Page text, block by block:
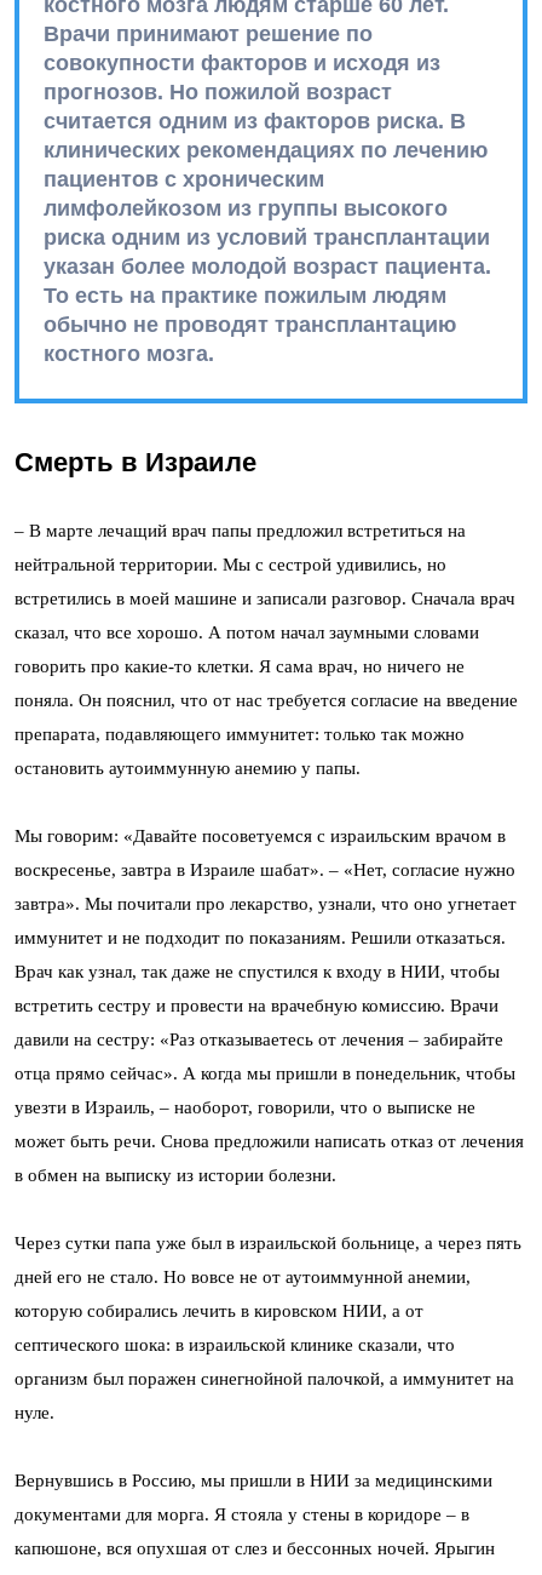
Врачи принимают решение по
совокупности факторов и исходя из
прогнозов. Но пожилой возраст
считается одним из факторов риска. В
клинических рекомендациях по лечению
пациентов с хроническим
лимфолейкозом из группы высокого
риска одним из условий трансплантации
указан более молодой возраст пациента.
То есть на практике пожилым людям
обычно не проводят трансплантацию
костного мозга.
Смерть в Израиле
– В марте лечащий врач папы предложил встретиться на
нейтральной территории. Мы с сестрой удивились, но
встретились в моей машине и записали разговор. Сначала врач
сказал, что все хорошо. А потом начал заумными словами
говорить про какие-то клетки. Я сама врач, но ничего не
поняла. Он пояснил, что от нас требуется согласие на введение
препарата, подавляющего иммунитет: только так можно
остановить аутоиммунную анемию у папы.
Мы говорим: «Давайте посоветуемся с израильским врачом в
воскресенье, завтра в Израиле шабат». – «Нет, согласие нужно
завтра». Мы почитали про лекарство, узнали, что оно угнетает
иммунитет и не подходит по показаниям. Решили отказаться.
Врач как узнал, так даже не спустился к входу в НИИ, чтобы
встретить сестру и провести на врачебную комиссию. Врачи
давили на сестру: «Раз отказываетесь от лечения – забирайте
отца прямо сейчас». А когда мы пришли в понедельник, чтобы
увезти в Израиль, – наоборот, говорили, что о выписке не
может быть речи. Снова предложили написать отказ от лечения
в обмен на выписку из истории болезни.
Через сутки папа уже был в израильской больнице, а через пять
дней его не стало. Но вовсе не от аутоиммунной анемии,
которую собирались лечить в кировском НИИ, а от
септического шока: в израильской клинике сказали, что
организм был поражен синегнойной палочкой, а иммунитет на
нуле.
Вернувшись в Россию, мы пришли в НИИ за медицинскими
документами для морга. Я стояла у стены в коридоре – в
капюшоне, вся опухшая от слез и бессонных ночей. Ярыгин